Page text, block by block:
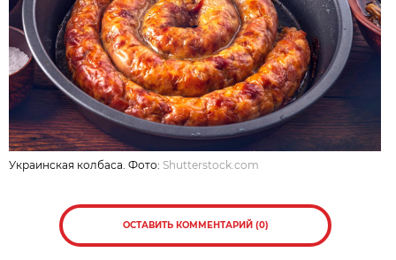
Украинская колбаса. Фото:Shutterstock.com
ОСТАВИТЬ КОММЕНТАРИЙ (0)